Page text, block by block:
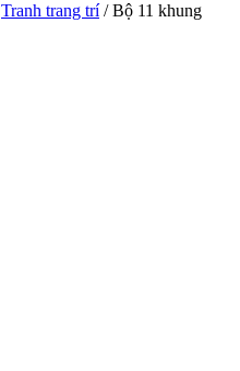
Tranh trang trí/ Bộ 11 khung